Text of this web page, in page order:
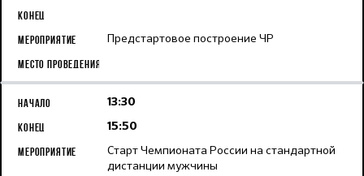
Предстартовое построение ЧР
13:30
15:50
Старт Чемпионата России на стандартной
дистанции мужчины